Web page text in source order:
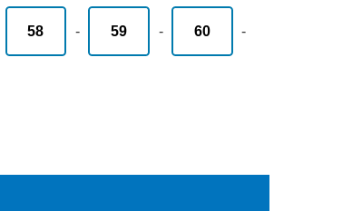
58 - 59 - 60 -